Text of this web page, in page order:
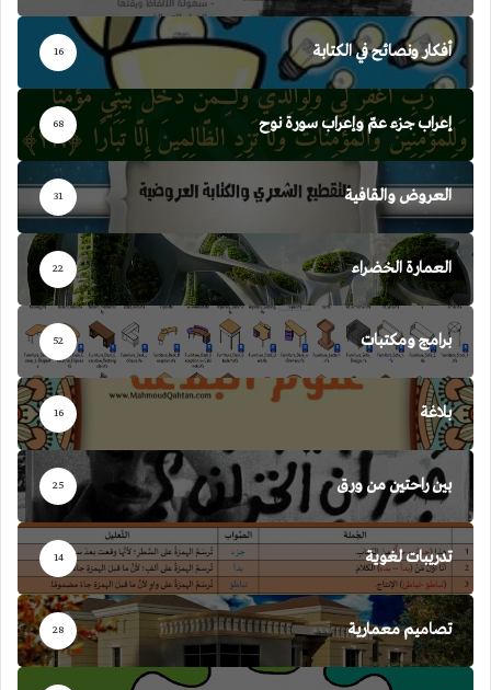
أفكار ونصائح في الكتابة 16
إعراب جزء عمّ وإعراب سورة نوح 68
العروض والقافية 31
العمارة الخضراء 22
برامج ومكتبات 52
بلاغة 16
بين راحتين من ورق 25
تدريبات لغوية 14
تصاميم معمارية 28